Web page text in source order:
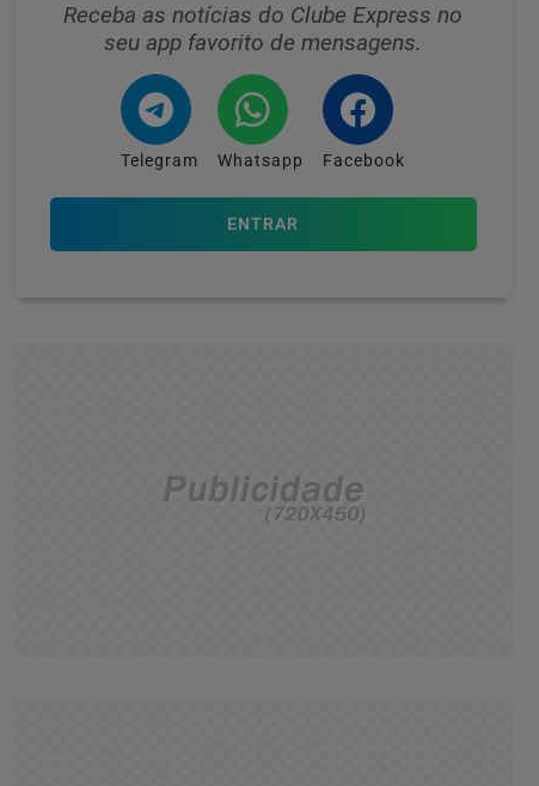
Receba as notícias do Clube Express no
seu app favorito de mensagens.
Telegram Whatsapp Facebook
ENTRAR